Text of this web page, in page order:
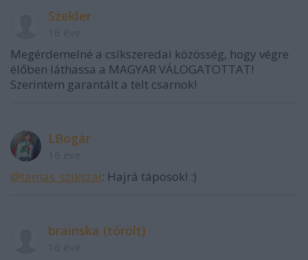
Szekler
Megérdemelné a csíkszeredai közösség, hogy végre
élőben láthassa a MAGYAR VÁLOGATOTTAT!
Szerintem garantált a telt csarnok!
LBogár
@tamas_szikszai: Hajrá táposok! :)
brainska (törölt)